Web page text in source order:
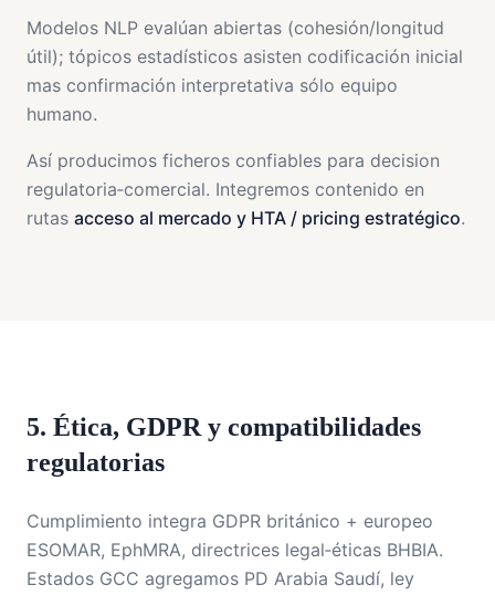
Modelos NLP evalúan abiertas (cohesión/longitud
útil); tópicos estadísticos asisten codificación inicial
mas confirmación interpretativa sólo equipo
humano.
Así producimos ficheros confiables para decision
regulatoria‑comercial. Integremos contenido en
rutas acceso al mercado y HTA / pricing estratégico.
5. Ética, GDPR y compatibilidades
regulatorias
Cumplimiento integra GDPR británico + europeo
ESOMAR, EphMRA, directrices legal‑éticas BHBIA.
Estados GCC agregamos PD Arabia Saudí, ley